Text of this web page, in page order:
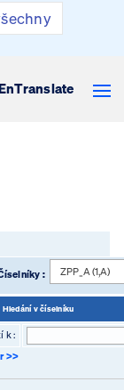
Translate
:
Hledání v číselníku
k :
>>